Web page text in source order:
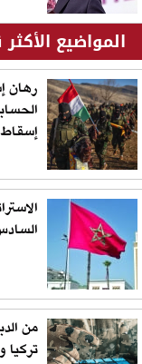
المواضيع
رهان
من
تركيا